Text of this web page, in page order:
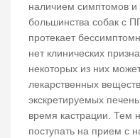
наличием симптомов
большинства собак с
протекает
нет клинических
некоторых из них
лекарственных
экскретируемых
время кастрации. Тем
поступать на прием с